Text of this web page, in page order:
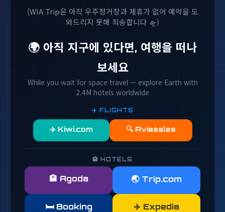
(WIA Trip은 아직 우주정거장과 제휴가 없어 예약을 도
와드리지 못해 죄송합니다 🛸)
🌍 아직 지구에 있다면, 여행을 떠나
보세요
While you wait for space travel — explore Earth with
2.4M hotels worldwide
✈️ FLIGHTS
✈️ Kiwi.com 🔍 Aviasales
🏨 HOTELS
🏨 Agoda 🌏 Trip.com
🛏️ Booking ✈️ Expedia